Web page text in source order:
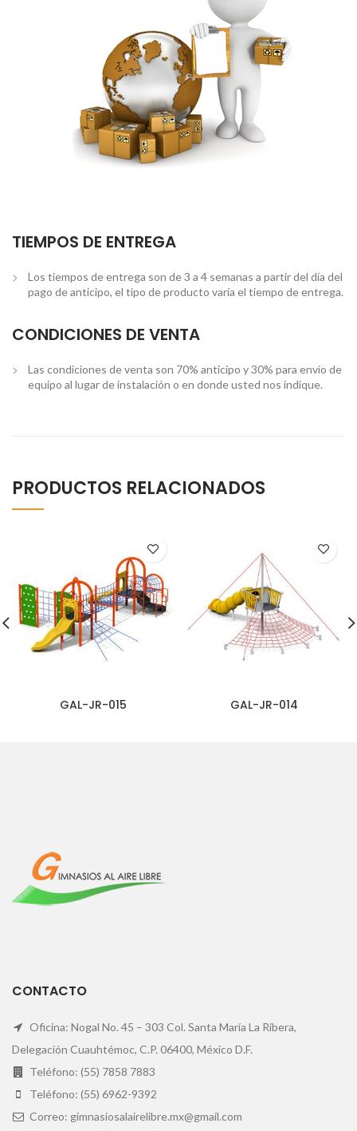
TIEMPOS DE ENTREGA
Los tiempos de entrega son de 3 a 4 semanas a partir del día del
pago de anticipo, el tipo de producto varía el tiempo de entrega.
CONDICIONES DE VENTA
Las condiciones de venta son 70% anticipo y 30% para envío de
equipo al lugar de instalación o en donde usted nos indique.
PRODUCTOS RELACIONADOS
GAL-JR-015 GAL-JR-014
CONTACTO
Oficina: Nogal No. 45 – 303 Col. Santa María La Ribera,
Delegación Cuauhtémoc, C.P. 06400, México D.F.
Teléfono: (55) 7858 7883
Teléfono: (55) 6962-9392
Correo: gimnasiosalairelibre.mx@gmail.com